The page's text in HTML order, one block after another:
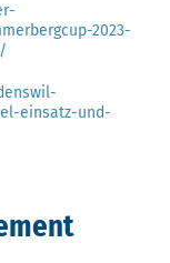
2023-
einsatz-und-